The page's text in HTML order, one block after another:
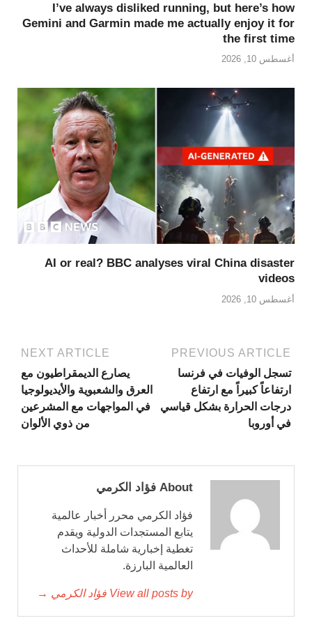
I’ve always disliked running, but here’s how
Gemini and Garmin made me actually enjoy it for
the first time
أغسطس 10, 2026
AI or real? BBC analyses viral China disaster
videos
أغسطس 10, 2026
PREVIOUS ARTICLE
تسجل الوفيات في فرنسا
ارتفاعاً كبيراً مع ارتفاع
درجات الحرارة بشكل قياسي
في أوروبا
NEXT ARTICLE
يصارع الديمقراطيون مع
العرق والشعبوية والأيديولوجيا
في المواجهات مع المشرعين
من ذوي الألوان
About فؤاد الكرمي
فؤاد الكرمي محرر أخبار عالمية
يتابع المستجدات الدولية ويقدم
تغطية إخبارية شاملة للأحداث
العالمية البارزة.
View all posts by فؤاد الكرمي →